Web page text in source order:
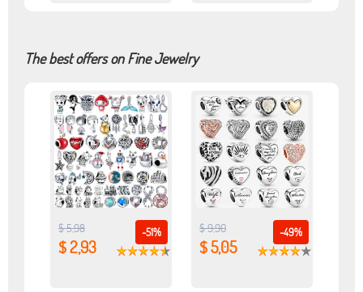
The best offers on Fine Jewelry
-51%
$ 5,98
$ 2,93
-49%
$ 9,90
$ 5,05